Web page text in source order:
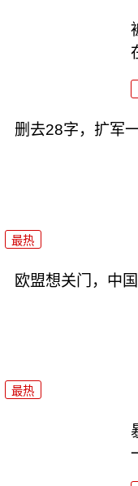
删去28字，扩军
最热
欧盟想关门，中
最热